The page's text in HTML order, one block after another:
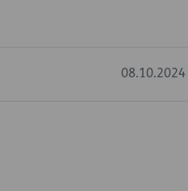
08.10.2024